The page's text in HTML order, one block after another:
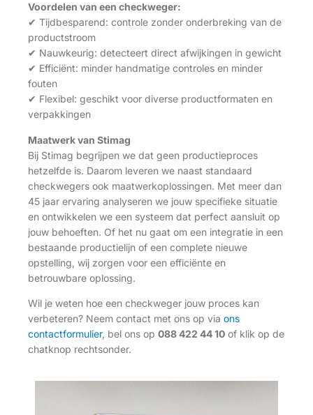
Voordelen van een checkweger:
✔ Tijdbesparend: controle zonder onderbreking van de
productstroom
✔ Nauwkeurig: detecteert direct afwijkingen in gewicht
✔ Efficiënt: minder handmatige controles en minder
fouten
✔ Flexibel: geschikt voor diverse productformaten en
verpakkingen
Maatwerk van Stimag
Bij Stimag begrijpen we dat geen productieproces
hetzelfde is. Daarom leveren we naast standaard
checkwegers ook maatwerkoplossingen. Met meer dan
45 jaar ervaring analyseren we jouw specifieke situatie
en ontwikkelen we een systeem dat perfect aansluit op
jouw behoeften. Of het nu gaat om een integratie in een
bestaande productielijn of een complete nieuwe
opstelling, wij zorgen voor een efficiënte en
betrouwbare oplossing.
Wil je weten hoe een checkweger jouw proces kan
verbeteren? Neem contact met ons op via ons
contactformulier, bel ons op 088 422 44 10 of klik op de
chatknop rechtsonder.